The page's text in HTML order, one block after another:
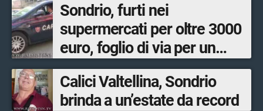
Sondrio, furti nei
supermercati per oltre 3000
euro, foglio di via per un
ventinovenne
Calici Valtellina, Sondrio
brinda a un’estate da record